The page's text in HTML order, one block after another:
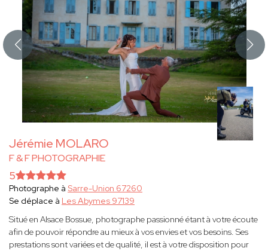
Jérémie MOLARO
F & F PHOTOGRAPHIE
5
Photographe à Sarre-Union 67260
Se déplace à Les Abymes 97139
Situé en Alsace Bossue, photographe passionné étant à votre écoute
afin de pouvoir répondre au mieux à vos envies et vos besoins. Ses
prestations sont variées et de qualité, il est à votre disposition pour